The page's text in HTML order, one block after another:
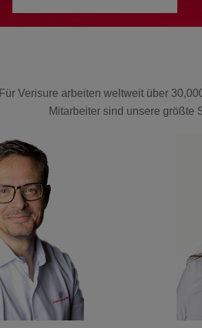
Für Verisure arbeiten weltweit über
Mitarbeiter sind unsere größte